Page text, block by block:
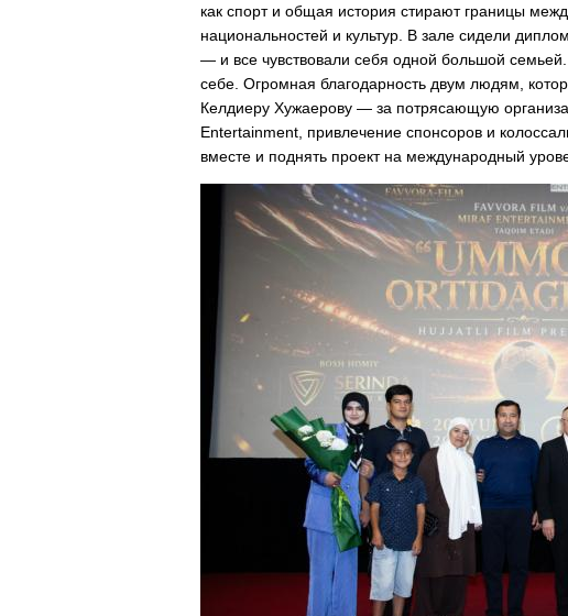
как спорт и общая история стирают границы
национальностей и культур. В зале сидели
— и все чувствовали себя одной большой
себе. Огромная благодарность двум людям,
Келдиеру Хужаерову — за потрясающую
Entertainment, привлечение спонсоров и
вместе и поднять проект на международный